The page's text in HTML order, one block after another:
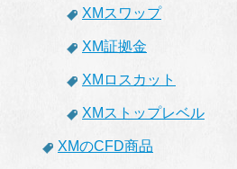
XMスワップ
XM証拠金
XMロスカット
XMストップレベル
XMのCFD商品